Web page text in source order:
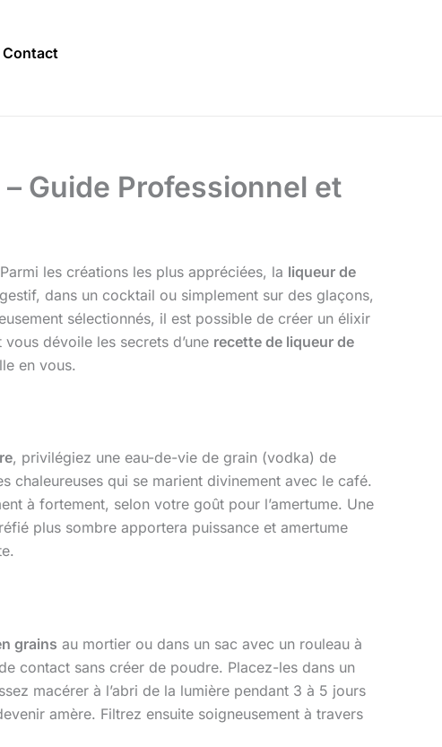
Contact
Guide Professionnel et
les créations les plus appréciées, la liqueur de
dans un cocktail ou simplement sur des glaçons,
sélectionnés, il est possible de créer un élixir
dévoile les secrets d’une recette de liqueur de
en vous.
, privilégiez une eau-de-vie de grain (vodka) de
chaleureuses qui se marient divinement avec le café.
à fortement, selon votre goût pour l’amertume. Une
plus sombre apportera puissance et amertume
grains au mortier ou dans un sac avec un rouleau à
contact sans créer de poudre. Placez-les dans un
macérer à l’abri de la lumière pendant 3 à 5 jours
amère. Filtrez ensuite soigneusement à travers